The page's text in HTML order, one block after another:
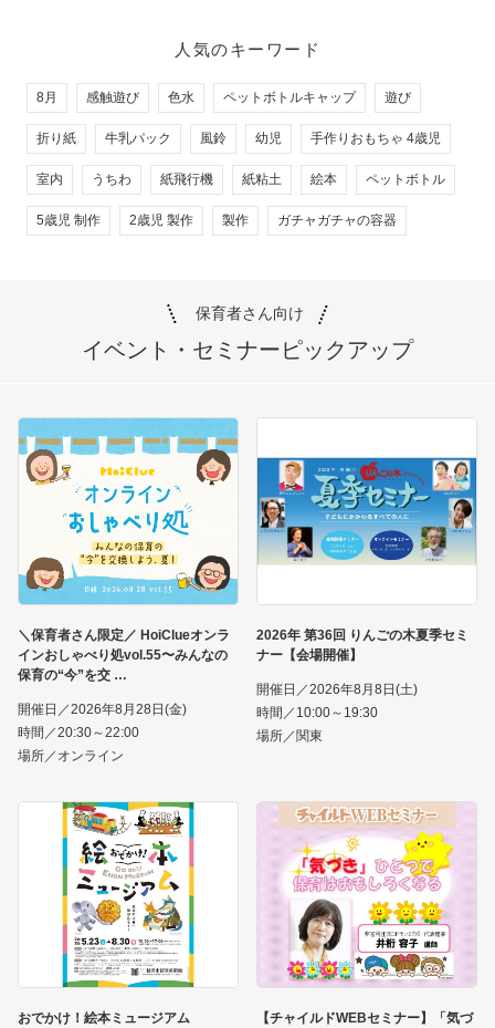
人気のキーワード
8月 感触遊び 色水 ペットボトルキャップ 遊び
折り紙 牛乳パック 風鈴 幼児 手作りおもちゃ 4歳児
室内 うちわ 紙飛行機 紙粘土 絵本 ペットボトル
5歳児 制作 2歳児 製作 製作 ガチャガチャの容器
保育者さん向け
イベント・セミナーピックアップ
＼保育者さん限定／ HoiClueオンラ
インおしゃべり処vol.55〜みんなの
保育の“今”を交
開催日／2026年8月28日(金)
時間／20:30～22:00
場所／オンライン
2026年 第36回 りんごの木夏季セミ
ナー【会場開催】
開催日／2026年8月8日(土)
時間／10:00～19:30
場所／関東
おでかけ！絵本ミュージアム
【チャイルドWEBセミナー】「気づ